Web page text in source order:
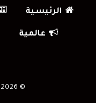
الرئيسية
عالمية
© 2026 - سسنا نيوز. الحقوق محفوظة.